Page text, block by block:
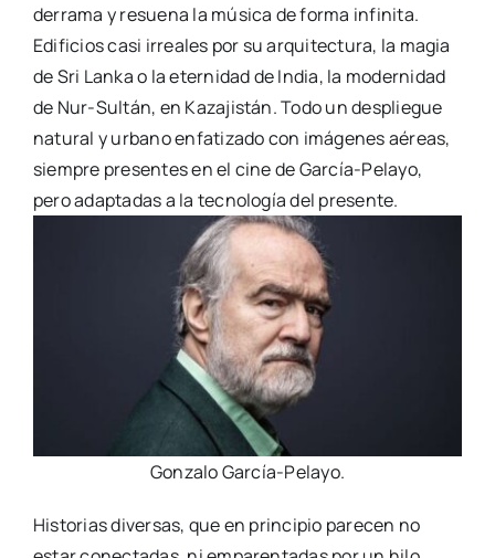
derrama y resuena la música de forma infinita.
Edificios casi irreales por su arquitectura, la magia
de Sri Lanka o la eternidad de India, la modernidad
de Nur-Sultán, en Kazajistán. Todo un despliegue
natural y urbano enfatizado con imágenes aéreas,
siempre presentes en el cine de García-Pelayo,
pero adaptadas a la tecnología del presente.
Gonzalo García-Pelayo.
Historias diversas, que en principio parecen no